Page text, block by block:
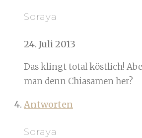
Soraya
24. Juli 2013
Das klingt total köstlich!
man denn Chiasamen her?
Antworten
Soraya